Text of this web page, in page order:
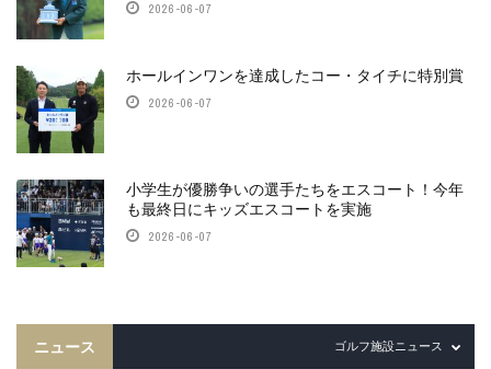
2026-06-07
ホールインワンを達成したコー・タイチに特別賞
2026-06-07
小学生が優勝争いの選手たちをエスコート！今年
も最終日にキッズエスコートを実施
2026-06-07
ニュース ゴルフ施設ニュース